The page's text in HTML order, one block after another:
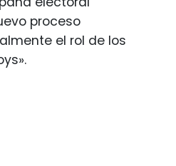
proceso
el rol de los